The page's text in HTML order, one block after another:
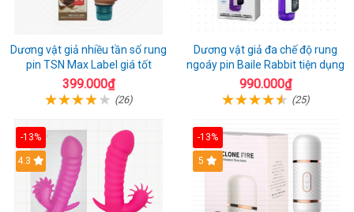
Dương vật giả nhiều tần số rung
pin TSN Max Label giá tốt
399.000₫
(26)
Dương vật giả đa chế độ rung
ngoáy pin Baile Rabbit tiện dụng
990.000₫
(25)
-13%
4.3
-13%
5